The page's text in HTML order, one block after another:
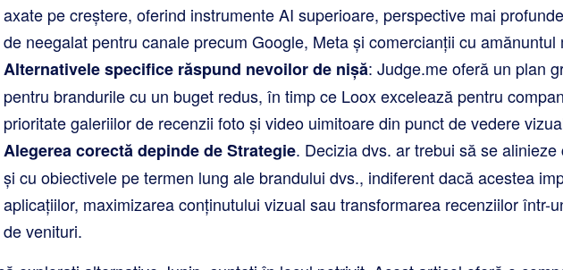
axate pe creștere, oferind instrumente AI superioare, perspective mai
de neegalat pentru canale precum Google, Meta și comercianții cu amănuntul
Alternativele specifice răspund nevoilor de nișă: Judge.me oferă un plan
pentru brandurile cu un buget redus, în timp ce Loox excelează pentru
prioritate galeriilor de recenzii foto și video uimitoare din punct de vedere
Alegerea corectă depinde de Strategie. Decizia dvs. ar trebui să se
și cu obiectivele pe termen lung ale brandului dvs., indiferent dacă acestea
aplicațiilor, maximizarea conținutului vizual sau transformarea recenziilor într-
de venituri.